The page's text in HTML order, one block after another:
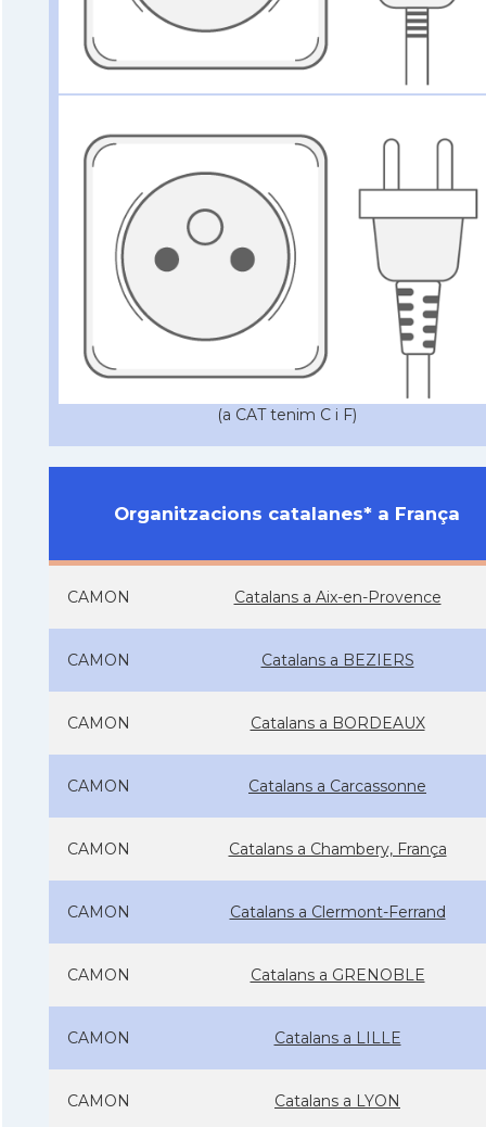
(a CAT tenim C i F)
Organitzacions catalanes* a França
CAMON Catalans a Aix-en-Provence
CAMON Catalans a BEZIERS
CAMON Catalans a BORDEAUX
CAMON Catalans a Carcassonne
CAMON Catalans a Chambery, França
CAMON Catalans a Clermont-Ferrand
CAMON Catalans a GRENOBLE
CAMON Catalans a LILLE
CAMON Catalans a LYON